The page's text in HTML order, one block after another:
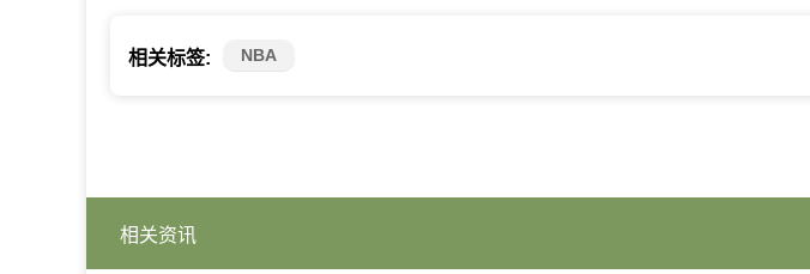
相关标签: NBA
相关资讯